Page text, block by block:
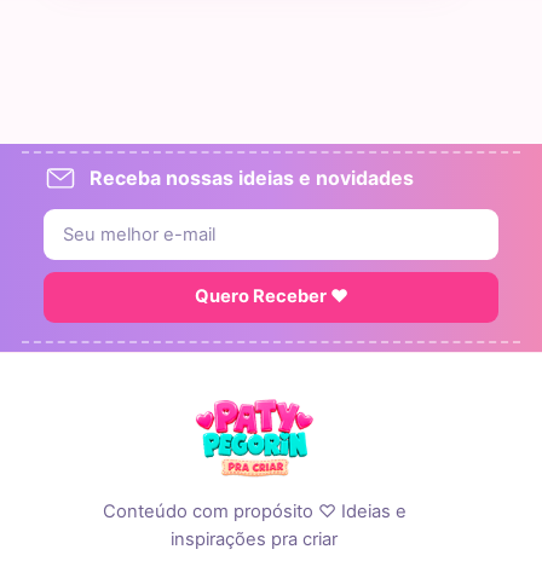
Receba nossas ideias e novidades
Quero Receber ♥
Conteúdo com propósito ♡ Ideias e
inspirações pra criar